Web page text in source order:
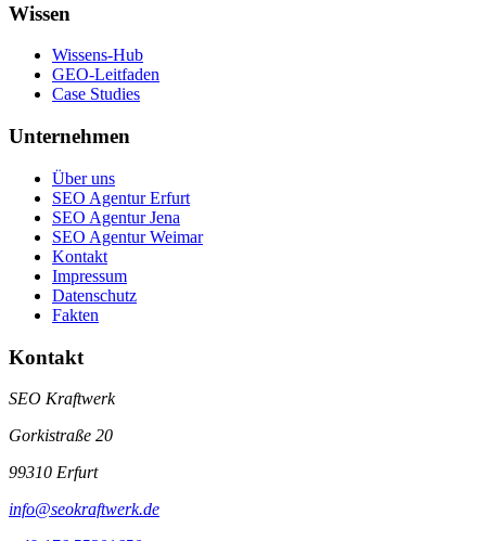
Wissen
Wissens-Hub
GEO-Leitfaden
Case Studies
Unternehmen
Über uns
SEO Agentur Erfurt
SEO Agentur Jena
SEO Agentur Weimar
Kontakt
Impressum
Datenschutz
Fakten
Kontakt
SEO Kraftwerk
Gorkistraße 20
99310 Erfurt
info@seokraftwerk.de